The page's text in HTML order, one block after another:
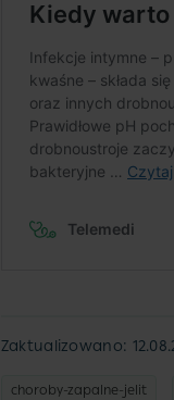
Zaktualizowano:
choroby-zapalne-jelit